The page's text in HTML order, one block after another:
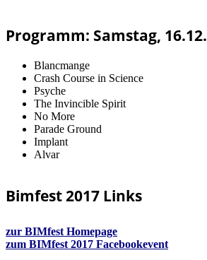
Programm: Samstag, 16.12.
Blancmange
Crash Course in Science
Psyche
The Invincible Spirit
No More
Parade Ground
Implant
Alvar
Bimfest 2017 Links
zur BIMfest Homepage
zum BIMfest 2017 Facebookevent